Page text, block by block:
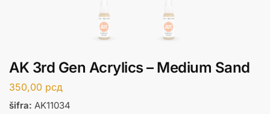
AK 3rd Gen Acrylics – Medium Sand
350,00 рсд
šifra: AK11034